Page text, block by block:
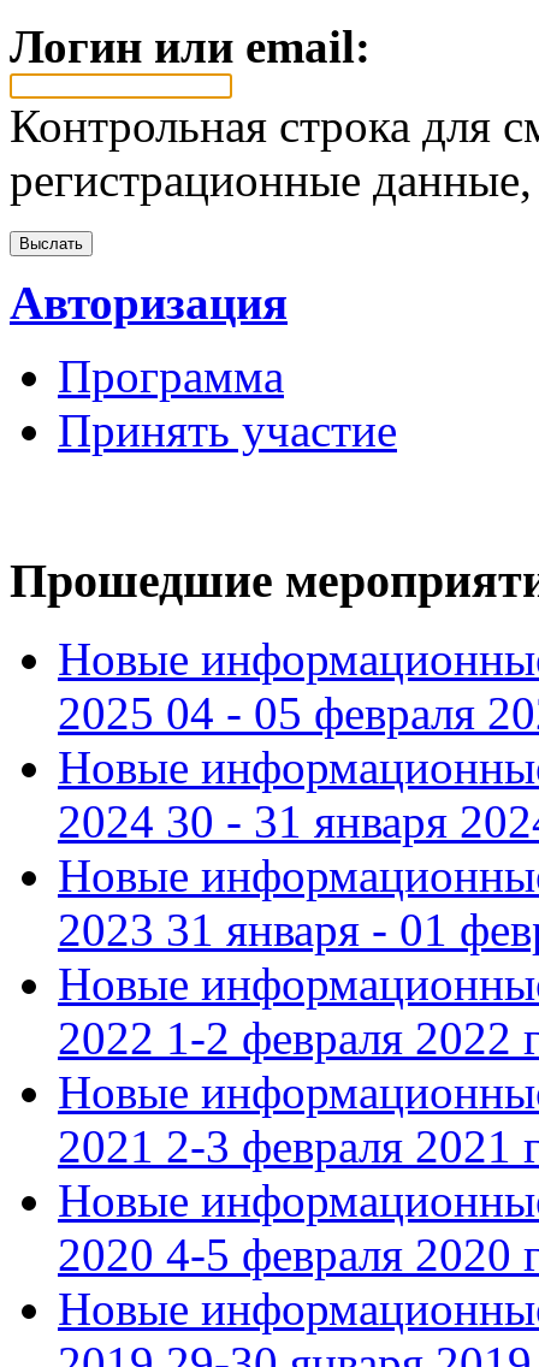
Логин или email:
Контрольная строка для
регистрационные
Авторизация
Программа
Принять участие
Прошедшие
Новые
2025 04 - 05 февраля
Новые
2024 30 - 31 января
Новые
2023 31 января - 01
Новые
2022 1-2 февраля 2022
Новые
2021 2-3 февраля 2021
Новые
2020 4-5 февраля 2020
Новые